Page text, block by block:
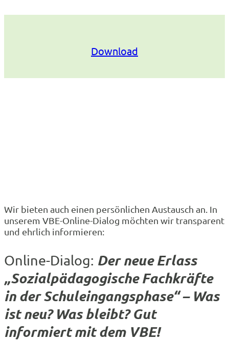
Download
Wir bieten auch einen persönlichen Austausch an. In
unserem VBE-Online-Dialog möchten wir transparent
und ehrlich informieren:
Online-Dialog: Der neue Erlass
„Sozialpädagogische Fachkräfte
in der Schuleingangsphase“ – Was
ist neu? Was bleibt? Gut
informiert mit dem VBE!